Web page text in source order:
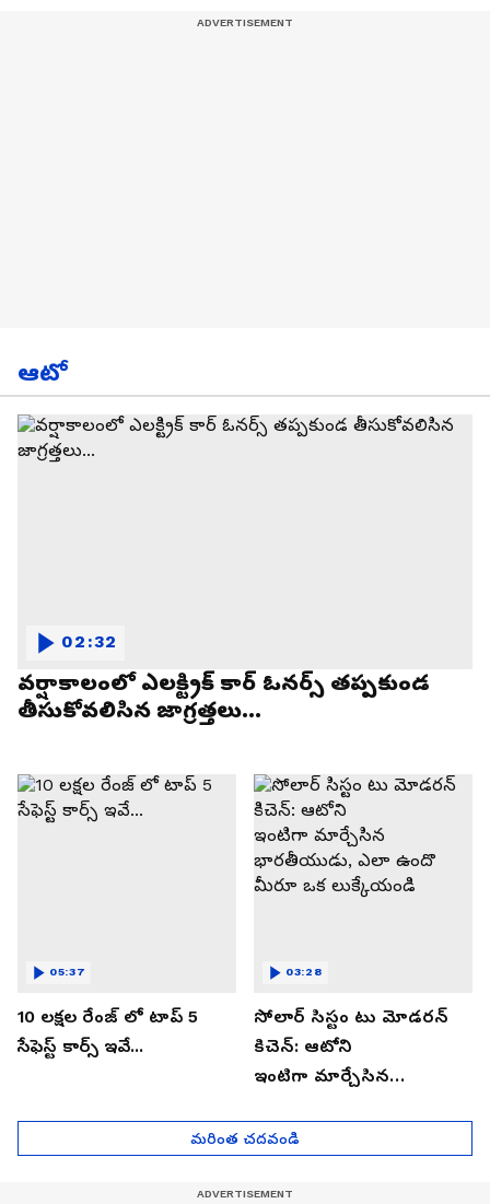
ఆటో
వర్షాకాలంలో ఎలక్ట్రిక్ కార్ ఓనర్స్ తప్పకుండ
తీసుకోవలిసిన జాగ్రత్తలు...
02:32
10 లక్షల రేంజ్ లో టాప్ 5
సేఫెస్ట్ కార్స్ ఇవే...
05:37
సోలార్ సిస్టం టు మోడరన్
కిచెన్: ఆటోని
ఇంటిగా మార్చేసిన
మీరూ ఒక లుక్కేయండి
03:28
మరింత చదవండి